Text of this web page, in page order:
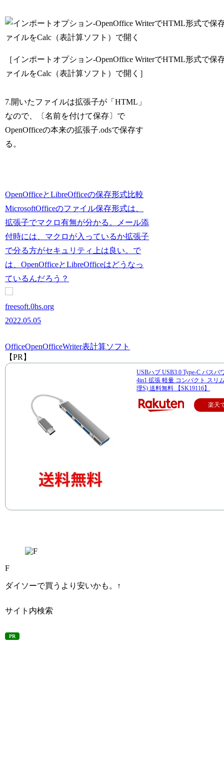
［インポートオプション-OpenOffice WriterでHTML形式で保
ァイルをCalc（表計算ソフト）で開く］
7.開いたファイルは拡張子が「HTML」
なので、〔名前を付けて保存〕で
OpenOfficeの本来の拡張子.odsで保存す
る。
OpenOfficeとLibreOfficeの保存形式比較
MicrosoftOfficeのファイル保存形式は、
拡張子でマクロ有無が分かる。メール添
付時には、マクロが入っているか拡張子
で分る方がセキュリティ上は良い。で
は、OpenOfficeとLibreOfficeはどうなっ
ているんだろう？
freesoft.0hs.org
2022.05.05
OfficeOpenOfficeWriter表計算ソフト
【PR】
USBハブ USB3.0 Type-C バスパ
4in1 拡張 軽量 コンパクト スリ
理S) 送料無料 【SK19116】
楽天
F
ダイソーで買うより安いかも。↑
サイト内検索
PR